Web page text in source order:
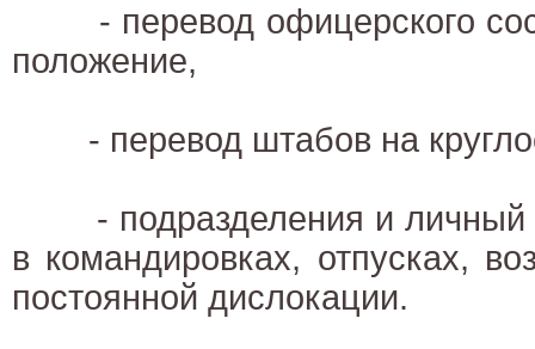
- перевод офицерского
положение,
- перевод штабов на
- подразделения и личный
в командировках, отпусках,
постоянной дислокации.